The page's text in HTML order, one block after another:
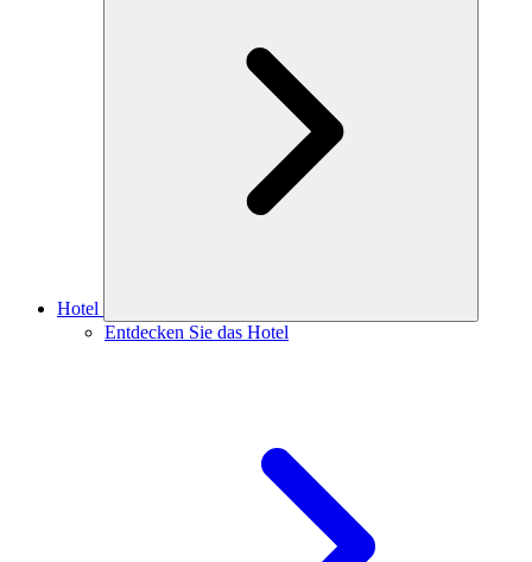
Hotel
Entdecken Sie das Hotel